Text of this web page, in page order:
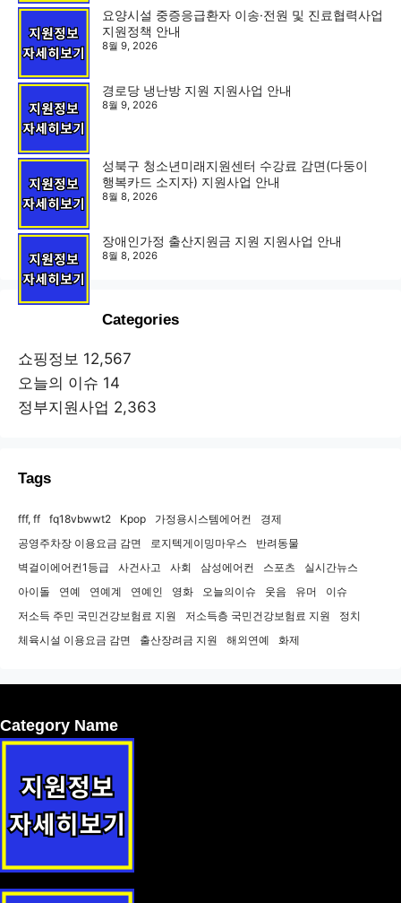
요양시설 중증응급환자 이송·전원 및 진료협력사업
지원정책 안내
8월 9, 2026
경로당 냉난방 지원 지원사업 안내
8월 9, 2026
성북구 청소년미래지원센터 수강료 감면(다둥이
행복카드 소지자) 지원사업 안내
8월 8, 2026
장애인가정 출산지원금 지원 지원사업 안내
8월 8, 2026
Categories
쇼핑정보 12,567
오늘의 이슈 14
정부지원사업 2,363
Tags
fff, ff fq18vbwwt2 Kpop 가정용시스템에어컨
경제
공영주차장 이용요금 감면
로지텍게이밍마우스
반려동물
벽걸이에어컨1등급
사건사고 사회 삼성에어컨 스포츠
실시간뉴스
아이돌
연예 연예계 연예인 영화 오늘의이슈 웃음 유머
이슈
저소득 주민 국민건강보험료 지원
저소득층 국민건강보험료 지원
정치
체육시설 이용요금 감면
출산장려금 지원 해외연예 화제
Category Name